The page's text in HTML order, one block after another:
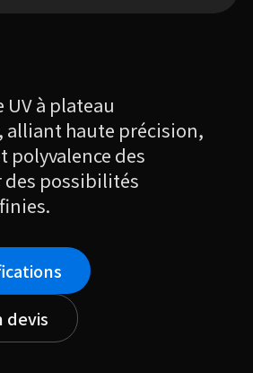
à plateau
haute précision,
polyvalence des
possibilités
devis